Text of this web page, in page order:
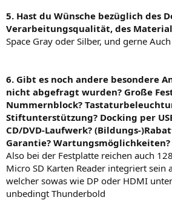
5. Hast du Wünsche bezüglich des
Verarbeitungsqualität, des
Space Gray oder Silber, und gerne
6. Gibt es noch andere besondere
nicht abgefragt wurden? Große
Nummernblock?
Stiftunterstützung? Docking per
CD/DVD-Laufwerk? (Bildungs-
Garantie? Wartungsmöglichkeiten?
Also bei der Festplatte reichen auch
Micro SD Karten Reader integriert sein
welcher sowas wie DP oder HDMI
unbedingt Thunderbold